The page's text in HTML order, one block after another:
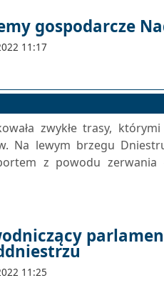
gospodarcze
11:17
zwykłe trasy,
Na lewym brzegu
z powodu zerwania
11:25